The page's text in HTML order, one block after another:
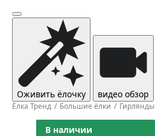
Оживить ёлочку видео обзор
Ёлка Тренд Большие ёлки Гирлянды
В наличии